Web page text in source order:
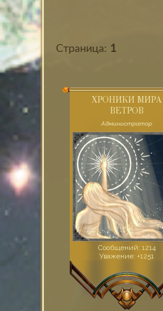
Страница: 1
ХРОНИКИ МИРА
ВЕТРОВ
Администратор
Сообщений: 1214
Уважение: +1251